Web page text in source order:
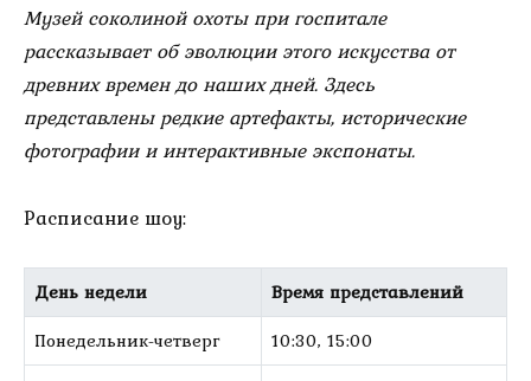
Музей соколиной охоты при госпитале
рассказывает об эволюции этого искусства от
древних времен до наших дней. Здесь
представлены редкие артефакты, исторические
фотографии и интерактивные экспонаты.
Расписание шоу:
День недели
Время представлений
Понедельник-четверг
10:30, 15:00